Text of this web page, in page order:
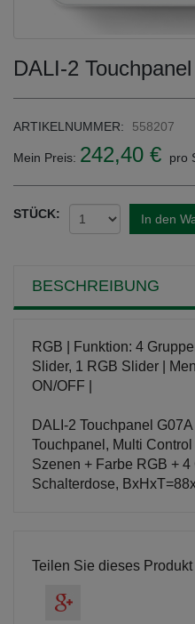
DALI-2
ARTIKELNUMMER: 558207
Mein Preis: 242,40 € pro
STÜCK: In den
BESCHREIBUNG
RGB | Funktion: 4
Slider, 1 RGB Slider |
ON/OFF |
DALI-2 Touchpanel
Touchpanel, Multi
Szenen + Farbe RGB +
Schalterdose,
Teilen Sie dieses Produkt